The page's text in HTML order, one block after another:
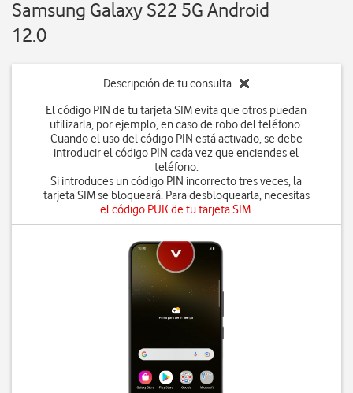
Samsung Galaxy S22 5G Android
12.0
Descripción de tu consulta
El código PIN de tu tarjeta SIM evita que otros puedan
utilizarla, por ejemplo, en caso de robo del teléfono.
Cuando el uso del código PIN está activado, se debe
introducir el código PIN cada vez que enciendes el
teléfono.
Si introduces un código PIN incorrecto tres veces, la
tarjeta SIM se bloqueará. Para desbloquearla, necesitas
el código PUK de tu tarjeta SIM.